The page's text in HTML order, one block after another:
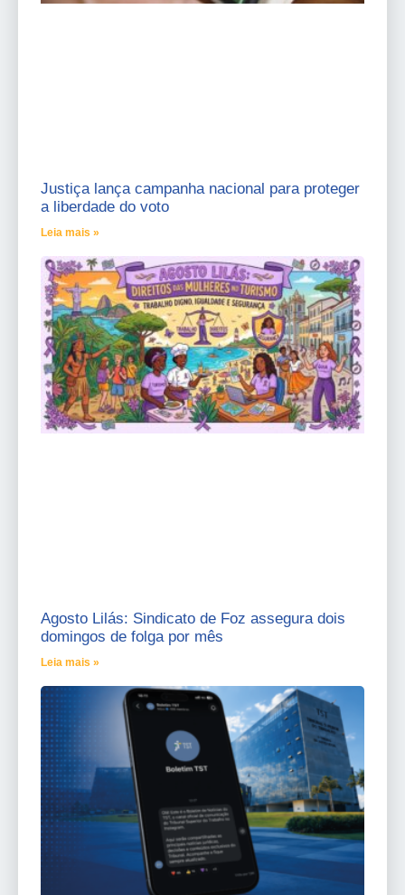
Justiça lança campanha nacional para proteger
a liberdade do voto
Leia mais »
Agosto Lilás: Sindicato de Foz assegura dois
domingos de folga por mês
Leia mais »